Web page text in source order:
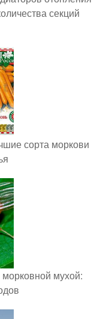
секций
сорта моркови
мухой: